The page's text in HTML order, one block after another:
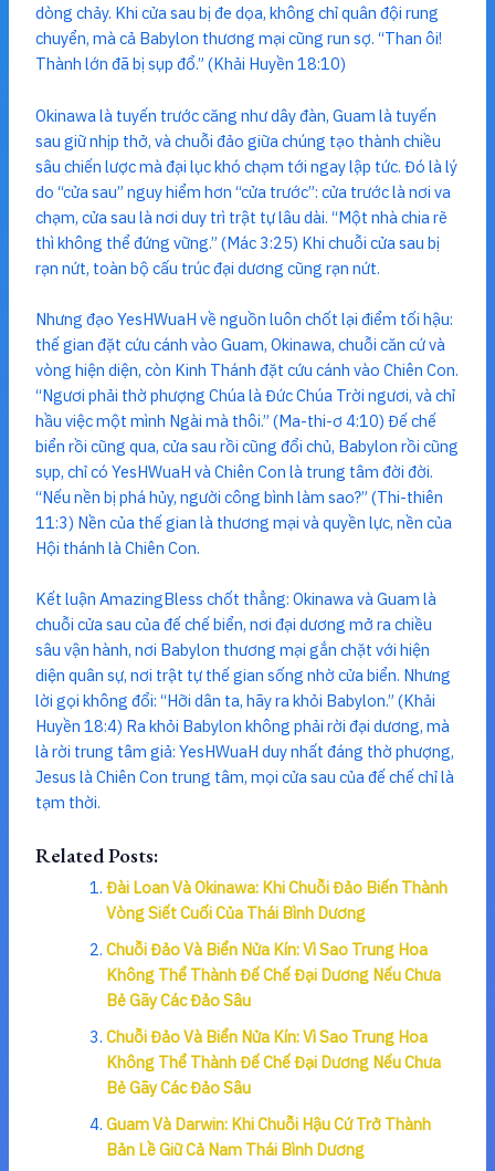
dòng chảy. Khi cửa sau bị đe dọa, không chỉ quân đội rung
chuyển, mà cả Babylon thương mại cũng run sợ. “Than ôi!
Thành lớn đã bị sụp đổ.” (Khải Huyền 18:10)
Okinawa là tuyến trước căng như dây đàn, Guam là tuyến
sau giữ nhịp thở, và chuỗi đảo giữa chúng tạo thành chiều
sâu chiến lược mà đại lục khó chạm tới ngay lập tức. Đó là lý
do “cửa sau” nguy hiểm hơn “cửa trước”: cửa trước là nơi va
chạm, cửa sau là nơi duy trì trật tự lâu dài. “Một nhà chia rẽ
thì không thể đứng vững.” (Mác 3:25) Khi chuỗi cửa sau bị
rạn nứt, toàn bộ cấu trúc đại dương cũng rạn nứt.
Nhưng đạo YesHWuaH về nguồn luôn chốt lại điểm tối hậu:
thế gian đặt cứu cánh vào Guam, Okinawa, chuỗi căn cứ và
vòng hiện diện, còn Kinh Thánh đặt cứu cánh vào Chiên Con.
“Ngươi phải thờ phượng Chúa là Đức Chúa Trời ngươi, và chỉ
hầu việc một mình Ngài mà thôi.” (Ma-thi-ơ 4:10) Đế chế
biển rồi cũng qua, cửa sau rồi cũng đổi chủ, Babylon rồi cũng
sụp, chỉ có YesHWuaH và Chiên Con là trung tâm đời đời.
“Nếu nền bị phá hủy, người công bình làm sao?” (Thi-thiên
11:3) Nền của thế gian là thương mại và quyền lực, nền của
Hội thánh là Chiên Con.
Kết luận AmazingBless chốt thẳng: Okinawa và Guam là
chuỗi cửa sau của đế chế biển, nơi đại dương mở ra chiều
sâu vận hành, nơi Babylon thương mại gắn chặt với hiện
diện quân sự, nơi trật tự thế gian sống nhờ cửa biển. Nhưng
lời gọi không đổi: “Hỡi dân ta, hãy ra khỏi Babylon.” (Khải
Huyền 18:4) Ra khỏi Babylon không phải rời đại dương, mà
là rời trung tâm giả: YesHWuaH duy nhất đáng thờ phượng,
Jesus là Chiên Con trung tâm, mọi cửa sau của đế chế chỉ là
tạm thời.
Related Posts:
Đài Loan Và Okinawa: Khi Chuỗi Đảo Biến Thành
Vòng Siết Cuối Của Thái Bình Dương
Chuỗi Đảo Và Biển Nửa Kín: Vì Sao Trung Hoa
Không Thể Thành Đế Chế Đại Dương Nếu Chưa
Bẻ Gãy Các Đảo Sâu
Chuỗi Đảo Và Biển Nửa Kín: Vì Sao Trung Hoa
Không Thể Thành Đế Chế Đại Dương Nếu Chưa
Bẻ Gãy Các Đảo Sâu
Guam Và Darwin: Khi Chuỗi Hậu Cứ Trở Thành
Bản Lề Giữ Cả Nam Thái Bình Dương